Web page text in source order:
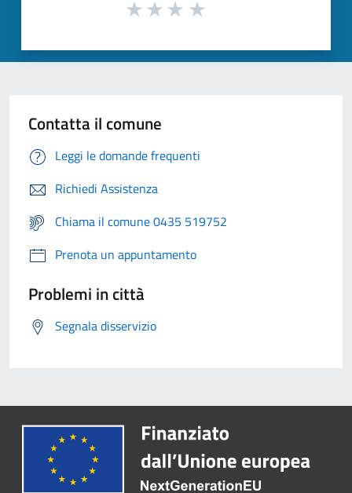
Contatta il comune
Leggi le domande frequenti
Richiedi Assistenza
Chiama il comune 0435 519752
Prenota un appuntamento
Problemi in città
Segnala disservizio